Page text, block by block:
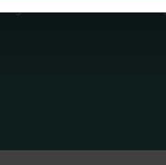
kan när som helst avsluta